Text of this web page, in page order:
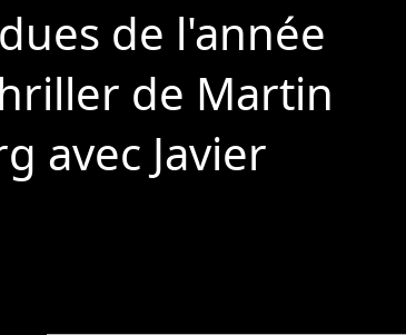
de l'année
de Martin
avec Javier